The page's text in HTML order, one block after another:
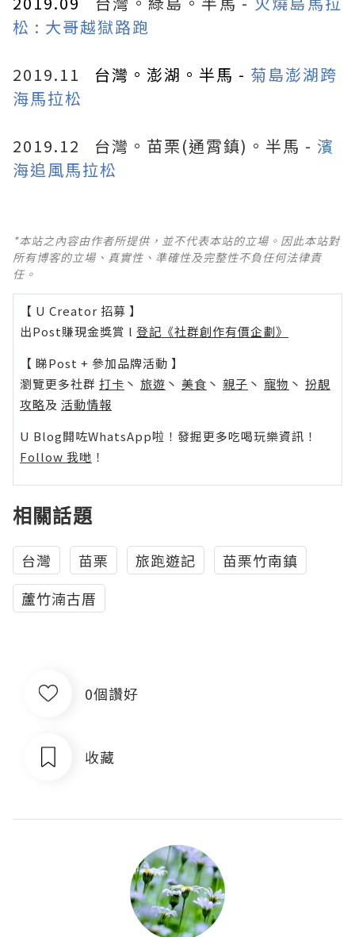
松 : 大哥越獄路跑
2019.11 台灣。澎湖。半馬 - 菊島澎湖跨
海馬拉松
2019.12 台灣。苗栗(通霄鎮)。半馬 - 濱
海追風馬拉松
*本站之內容由作者所提供，並不代表本站的立場。因此本站對
所有博客的立場、真實性、準確性及完整性不負任何法律責
任。
【 U Creator 招募 】
出Post賺現金獎賞 l 登記《社群創作有價企劃》
【 睇Post + 參加品牌活動 】
瀏覽更多社群 打卡 丶 旅遊 丶 美食 丶 親子 丶 寵物 丶 扮靚
攻略及 活動情報
U Blog開咗WhatsApp啦！發掘更多吃喝玩樂資訊！
Follow 我哋 ！
相關話題
台灣 苗栗 旅跑遊記
苗栗竹南鎮
蘆竹湳古厝
0個讚好
收藏